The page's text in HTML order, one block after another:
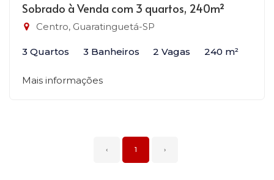
Sobrado à Venda com 3 quartos, 240m²
Centro, Guaratinguetá-SP
3 Quartos 3 Banheiros 2 Vagas 240 m²
Mais informações
‹ 1 ›